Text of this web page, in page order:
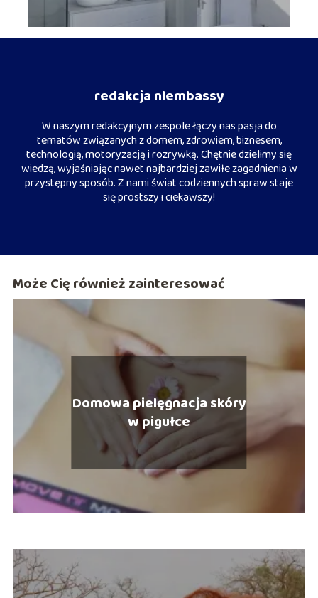
redakcja nlembassy
W naszym redakcyjnym zespole łączy nas pasja do
tematów związanych z domem, zdrowiem, biznesem,
technologią, motoryzacją i rozrywką. Chętnie dzielimy się
wiedzą, wyjaśniając nawet najbardziej zawiłe zagadnienia w
przystępny sposób. Z nami świat codziennych spraw staje
się prostszy i ciekawszy!
Może Cię również zainteresować
Domowa pielęgnacja skóry
w pigułce